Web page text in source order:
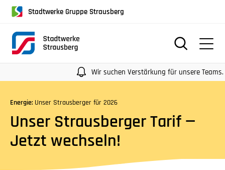
Screenreader
oder
Navigation
mit
Tabulatorentaste:
Überspringen
Hauptnavigation
Stadtwerke Gruppe Strausberg
Wir suchen Verstärkung für unsere Teams.
Energie: Unser Strausberger für 2026
Unser Strausberger Tarif —
Jetzt wechseln!